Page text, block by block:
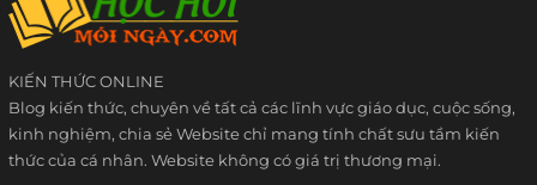
KIẾN THỨC ONLINE
Blog kiến thức, chuyên về tất cả các lĩnh vực giáo dục, cuộc sống,
kinh nghiệm, chia sẻ Website chỉ mang tính chất sưu tầm kiến
thức của cá nhân. Website không có giá trị thương mại.